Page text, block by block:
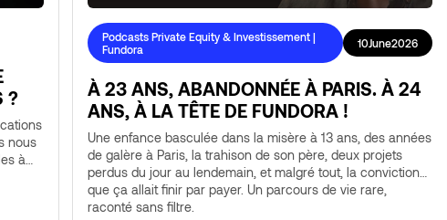
?
nous
à
Podcasts Private Equity & Investissement |
Fundora
10June2026
À 23 ANS, ABANDONNÉE À PARIS. À 24
ANS, À LA TÊTE DE FUNDORA !
Une enfance basculée dans la misère à 13 ans, des années
de galère à Paris, la trahison de son père, deux projets
perdus du jour au lendemain, et malgré tout, la conviction
que ça allait finir par payer. Un parcours de vie rare,
raconté sans filtre.